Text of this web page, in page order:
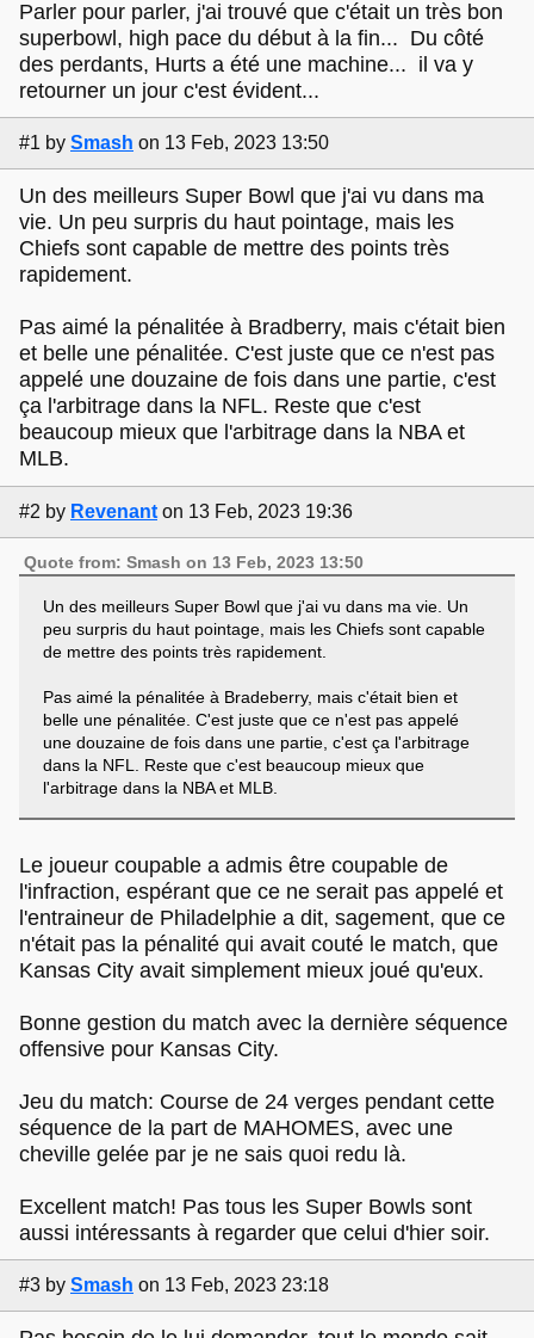
Parler pour parler, j'ai trouvé que c'était un très bon
superbowl, high pace du début à la fin... Du côté
des perdants, Hurts a été une machine... il va y
retourner un jour c'est évident...
#1 by Smash on 13 Feb, 2023 13:50
Un des meilleurs Super Bowl que j'ai vu dans ma
vie. Un peu surpris du haut pointage, mais les
Chiefs sont capable de mettre des points très
rapidement.
Pas aimé la pénalitée à Bradberry, mais c'était bien
et belle une pénalitée. C'est juste que ce n'est pas
appelé une douzaine de fois dans une partie, c'est
ça l'arbitrage dans la NFL. Reste que c'est
beaucoup mieux que l'arbitrage dans la NBA et
MLB.
#2 by Revenant on 13 Feb, 2023 19:36
Quote from: Smash on 13 Feb, 2023 13:50
Un des meilleurs Super Bowl que j'ai vu dans ma vie. Un
peu surpris du haut pointage, mais les Chiefs sont capable
de mettre des points très rapidement.
Pas aimé la pénalitée à Bradeberry, mais c'était bien et
belle une pénalitée. C'est juste que ce n'est pas appelé
une douzaine de fois dans une partie, c'est ça l'arbitrage
dans la NFL. Reste que c'est beaucoup mieux que
l'arbitrage dans la NBA et MLB.
Le joueur coupable a admis être coupable de
l'infraction, espérant que ce ne serait pas appelé et
l'entraineur de Philadelphie a dit, sagement, que ce
n'était pas la pénalité qui avait couté le match, que
Kansas City avait simplement mieux joué qu'eux.
Bonne gestion du match avec la dernière séquence
offensive pour Kansas City.
Jeu du match: Course de 24 verges pendant cette
séquence de la part de MAHOMES, avec une
cheville gelée par je ne sais quoi redu là.
Excellent match! Pas tous les Super Bowls sont
aussi intéressants à regarder que celui d'hier soir.
#3 by Smash on 13 Feb, 2023 23:18